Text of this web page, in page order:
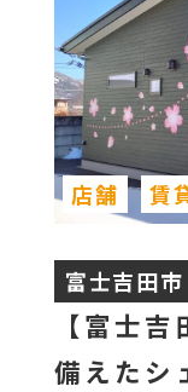
富士吉田
【富士
備えた
店舗 賃